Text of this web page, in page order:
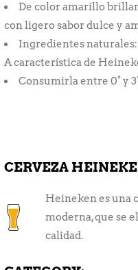
De color amarillo
con ligero sabor dulce y
Ingredientes naturales:
A característica de
Consumirla entre 0° y
CERVEZA
Heineken es una
moderna, que se
calidad.